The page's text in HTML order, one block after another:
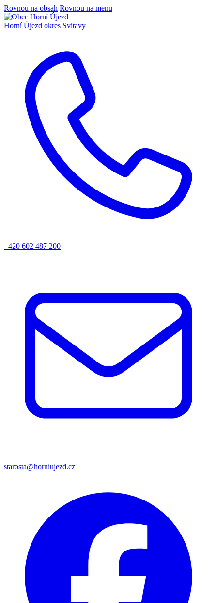
Rovnou na obsah Rovnou na menu
Horní Újezd okres Svitavy
+420 602 487 200
starosta@horniujezd.cz